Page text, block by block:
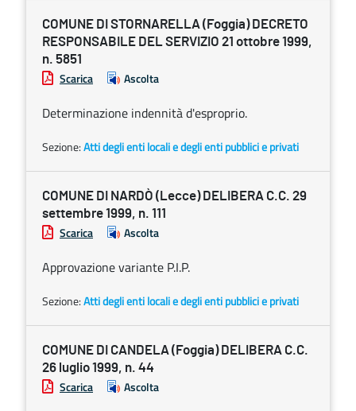
COMUNE DI STORNARELLA (Foggia) DECRETO
RESPONSABILE DEL SERVIZIO 21 ottobre 1999,
n. 5851
Scarica Ascolta
Determinazione indennità d'esproprio.
Sezione:Atti degli enti locali e degli enti pubblici e privati
COMUNE DI NARDÒ (Lecce) DELIBERA C.C. 29
settembre 1999, n. 111
Scarica Ascolta
Approvazione variante P.I.P.
Sezione:Atti degli enti locali e degli enti pubblici e privati
COMUNE DI CANDELA (Foggia) DELIBERA C.C.
26 luglio 1999, n. 44
Scarica Ascolta